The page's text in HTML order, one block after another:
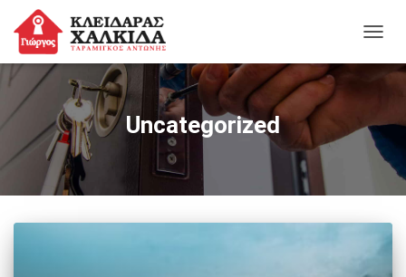
Uncategorized